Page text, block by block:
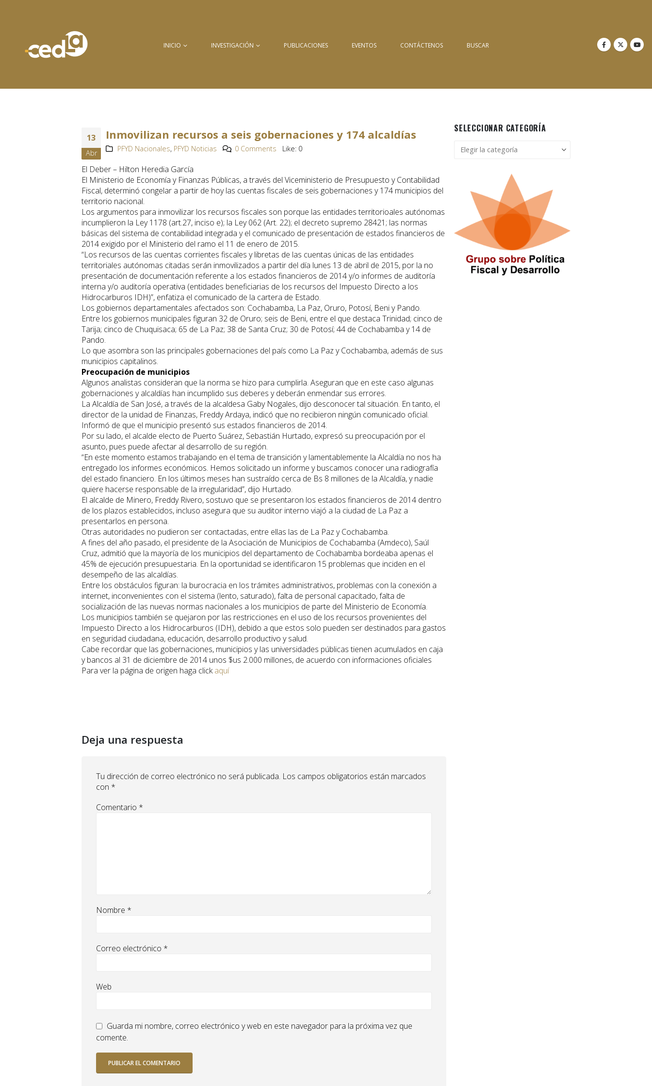
INICIO INVESTIGACIÓN PUBLICACIONES EVENTOS CONTÁCTENOS BUSCAR
13
Abr
Inmovilizan recursos a seis gobernaciones y 174 alcaldías
PFYD Nacionales, PFYD Noticias 0 Comments Like: 0
El Deber – Hilton Heredia García
El Ministerio de Economía y Finanzas Públicas, a través del Viceministerio de Presupuesto y Contabilidad
Fiscal, determinó congelar a partir de hoy las cuentas fiscales de seis gobernaciones y 174 municipios del
territorio nacional.
Los argumentos para inmovilizar los recursos fiscales son porque las entidades territorioales autónomas
incumplieron la Ley 1178 (art.27, inciso e); la Ley 062 (Art. 22); el decreto supremo 28421; las normas
básicas del sistema de contabilidad integrada y el comunicado de presentación de estados financieros de
2014 exigido por el Ministerio del ramo el 11 de enero de 2015.
“Los recursos de las cuentas corrientes fiscales y libretas de las cuentas únicas de las entidades
territoriales autónomas citadas serán inmovilizados a partir del día lunes 13 de abril de 2015, por la no
presentación de documentación referente a los estados financieros de 2014 y/o informes de auditoría
interna y/o auditoría operativa (entidades beneficiarias de los recursos del Impuesto Directo a los
Hidrocarburos IDH)”, enfatiza el comunicado de la cartera de Estado.
Los gobiernos departamentales afectados son: Cochabamba, La Paz, Oruro, Potosí, Beni y Pando.
Entre los gobiernos municipales figuran 32 de Oruro; seis de Beni, entre el que destaca Trinidad; cinco de
Tarija; cinco de Chuquisaca; 65 de La Paz; 38 de Santa Cruz; 30 de Potosí; 44 de Cochabamba y 14 de
Pando.
Lo que asombra son las principales gobernaciones del país como La Paz y Cochabamba, además de sus
municipios capitalinos.
Preocupación de municipios
Algunos analistas consideran que la norma se hizo para cumplirla. Aseguran que en este caso algunas
gobernaciones y alcaldías han incumplido sus deberes y deberán enmendar sus errores.
La Alcaldía de San José, a través de la alcaldesa Gaby Nogales, dijo desconocer tal situación. En tanto, el
director de la unidad de Finanzas, Freddy Ardaya, indicó que no recibieron ningún comunicado oficial.
Informó de que el municipio presentó sus estados financieros de 2014.
Por su lado, el alcalde electo de Puerto Suárez, Sebastián Hurtado, expresó su preocupación por el
asunto, pues puede afectar al desarrollo de su región.
“En este momento estamos trabajando en el tema de transición y lamentablemente la Alcaldía no nos ha
entregado los informes económicos. Hemos solicitado un informe y buscamos conocer una radiografía
del estado financiero. En los últimos meses han sustraído cerca de Bs 8 millones de la Alcaldía, y nadie
quiere hacerse responsable de la irregularidad”, dijo Hurtado.
El alcalde de Minero, Freddy Rivero, sostuvo que se presentaron los estados financieros de 2014 dentro
de los plazos establecidos, incluso asegura que su auditor interno viajó a la ciudad de La Paz a
presentarlos en persona.
Otras autoridades no pudieron ser contactadas, entre ellas las de La Paz y Cochabamba.
A fines del año pasado, el presidente de la Asociación de Municipios de Cochabamba (Amdeco), Saúl
Cruz, admitió que la mayoría de los municipios del departamento de Cochabamba bordeaba apenas el
45% de ejecución presupuestaria. En la oportunidad se identificaron 15 problemas que inciden en el
desempeño de las alcaldías.
Entre los obstáculos figuran: la burocracia en los trámites administrativos, problemas con la conexión a
internet, inconvenientes con el sistema (lento, saturado), falta de personal capacitado, falta de
socialización de las nuevas normas nacionales a los municipios de parte del Ministerio de Economía.
Los municipios también se quejaron por las restricciones en el uso de los recursos provenientes del
Impuesto Directo a los Hidrocarburos (IDH), debido a que estos solo pueden ser destinados para gastos
en seguridad ciudadana, educación, desarrollo productivo y salud.
Cabe recordar que las gobernaciones, municipios y las universidades públicas tienen acumulados en caja
y bancos al 31 de diciembre de 2014 unos $us 2.000 millones, de acuerdo con informaciones oficiales
Para ver la página de origen haga clickaquí
Deja una respuesta
Tu dirección de correo electrónico no será publicada. Los campos obligatorios están marcados
con *
Comentario *
Nombre *
Correo electrónico *
Web
Guarda mi nombre, correo electrónico y web en este navegador para la próxima vez que
comente.
SELECCIONAR CATEGORÍA
Seleccionar
categoría